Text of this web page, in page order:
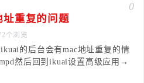
0
重复的问题
个浏览
的后台会有mac地址重复的情
然后回到ikuai设置高级应用→